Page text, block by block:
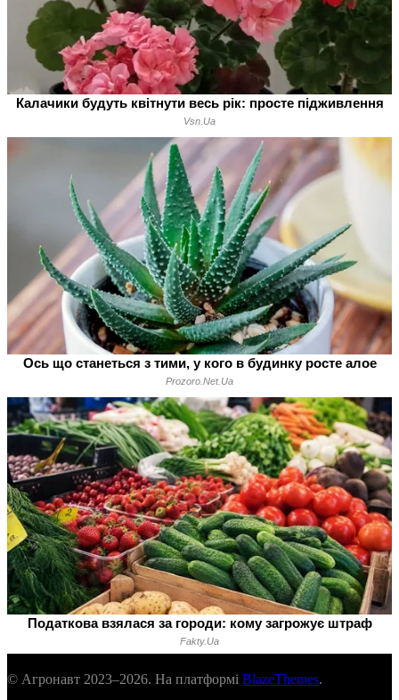
© Агронавт 2023–2026. На платформі BlazeThemes.